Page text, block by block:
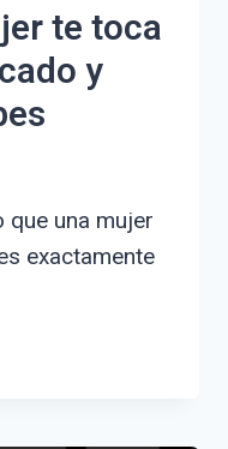
te toca
y
que una mujer
exactamente